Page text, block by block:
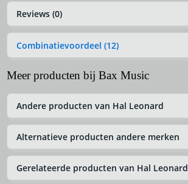
Reviews (0)
Combinatievoordeel (12)
Meer producten bij Bax Music
Andere producten van Hal Leonard
Alternatieve producten andere merken
Gerelateerde producten van Hal Leonard